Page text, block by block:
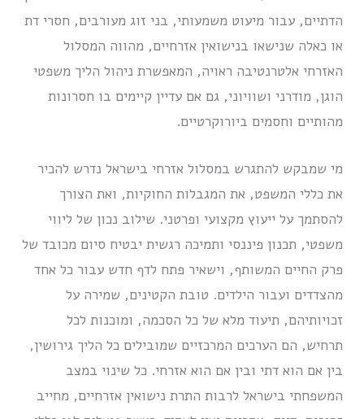
הדתיים, עבור מיעוט משמעותי, בני זוג מעורבים, חסרי דת
או כאלה שנישאו בנישואין אזרחיים, מהווה המסלול
האזרחי אלטרנטיבה ראויה, המאפשרת ניהול הליך משפטי
הוגן, מודרני ושוויוני, גם אם עדיין קיימים בו חסרונות
מהותיים וחסמים ביורוקרטיים.
מי שמבקש להתגרש במסלול אזרחי בישראל נדרש להכיר
את כללי המשפט, את המגבלות החוקיות, ואת הצורך
להסתמך על ייעוץ מקצועי ופרטני. שילוב נכון של ליווי
משפטי, תכנון פיננסי ותמיכה רגשית יבטיח סיום מכובד של
פרק החיים המשותף, וישאיר פתח לדף חדש עבור כל אחד
מהצדדים ועבור הילדים. טובת הקטינים, שמירה על
זכויותיהם, תיעוד מלא של כל הסכמה, ומוכנות לכל
תרחיש, הם הערכים המרכזיים שמובילים כל הליך גירושין,
בין אם הוא דתי ובין אם הוא אזרחי. כל שינוי במצב
המשפחתי בישראל לרבות התרת נישואין אזרחיים, מחייב